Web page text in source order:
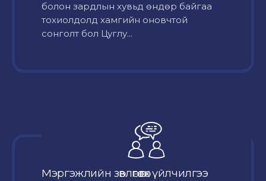
болон зардлын хувьд өндөр байгаа
тохиолдолд хамгийн оновчтой
сонголт бол Цуглу...
Мэргэжлийн зөвлөгөө өгөх үйлчилгээ